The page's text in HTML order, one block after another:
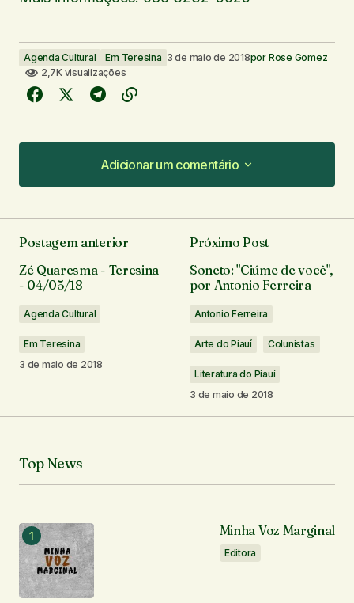
Agenda Cultural Em Teresina 3 de maio de 2018por Rose Gomez
2,7K visualizações
Adicionar um comentário
Adicionar um comentário
O seu endereço de e-mail não será publicado.
Campos obrigatórios são marcados com*
Comentário
Seu nome*
Seu e-mail
Notifique-me sobre novas publicações por e-mail.
Postagem anterior
Zé Quaresma - Teresina
- 04/05/18
Agenda Cultural
Em Teresina
3 de maio de 2018
Próximo Post
Soneto: "Ciúme de você",
por Antonio Ferreira
Antonio Ferreira
Arte do Piauí Colunistas
Literatura do Piauí
3 de maio de 2018
Top News
Minha Voz Marginal
Editora